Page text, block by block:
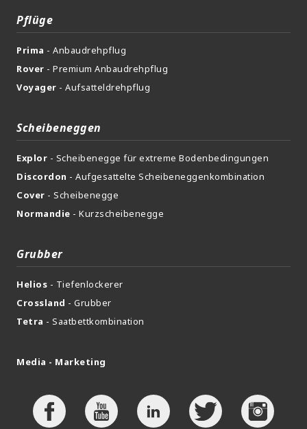
Pflüge
Prima - Anbaudrehpflug
Rover - Premium Anbaudrehpflug
Voyager - Aufsatteldrehpflug
Scheibeneggen
Explor - Scheibenegge für extreme Bodenbedingungen
Discordon - Aufgesattelte Scheibeneggenkombination
Cover - Scheibenegge
Normandie - Kurzscheibenegge
Grubber
Helios - Tiefenlockerer
Crossland - Grubber
Tetra - Saatbettkombination
Media - Marketing